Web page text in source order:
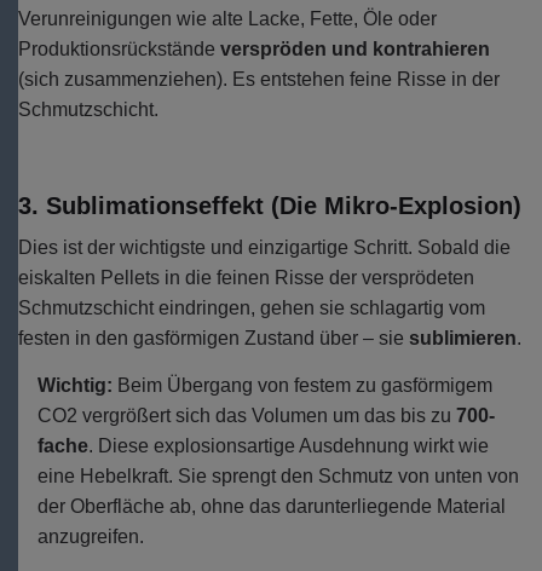
Verunreinigungen wie alte Lacke, Fette, Öle oder
Produktionsrückstände verspröden und kontrahieren
(sich zusammenziehen). Es entstehen feine Risse in der
Schmutzschicht.
3. Sublimationseffekt (Die Mikro-Explosion)
Dies ist der wichtigste und einzigartige Schritt. Sobald die
eiskalten Pellets in die feinen Risse der versprödeten
Schmutzschicht eindringen, gehen sie schlagartig vom
festen in den gasförmigen Zustand über – sie sublimieren.
Wichtig: Beim Übergang von festem zu gasförmigem
CO2 vergrößert sich das Volumen um das bis zu 700-
fache. Diese explosionsartige Ausdehnung wirkt wie
eine Hebelkraft. Sie sprengt den Schmutz von unten von
der Oberfläche ab, ohne das darunterliegende Material
anzugreifen.